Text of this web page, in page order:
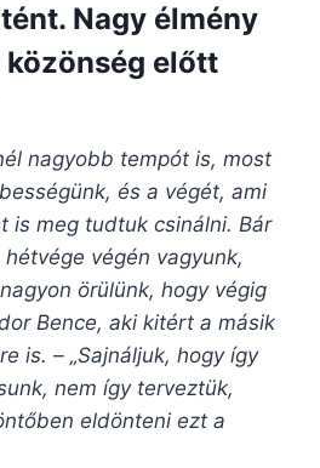
Nagy élmény
előtt
nagyobb tempót is, most
és a végét, ami
is meg tudtuk csinálni. Bár
végén vagyunk,
örülünk, hogy végig
Bence, aki kitért a másik
is. – „Sajnáljuk, hogy így
nem így terveztük,
eldönteni ezt a